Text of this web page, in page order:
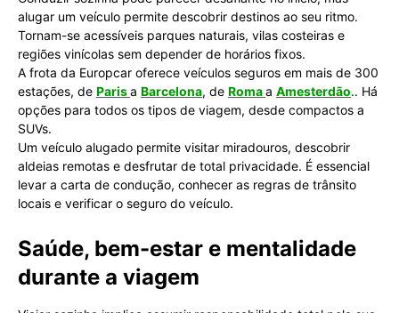
alugar um veículo permite descobrir destinos ao seu ritmo.
Tornam-se acessíveis parques naturais, vilas costeiras e
regiões vinícolas sem depender de horários fixos.
A frota da Europcar oferece veículos seguros em mais de 300
estações, de Parisa Barcelona, de Romaa Amesterdão.. Há
opções para todos os tipos de viagem, desde compactos a
SUVs.
Um veículo alugado permite visitar miradouros, descobrir
aldeias remotas e desfrutar de total privacidade. É essencial
levar a carta de condução, conhecer as regras de trânsito
locais e verificar o seguro do veículo.
Saúde, bem-estar e mentalidade
durante a viagem